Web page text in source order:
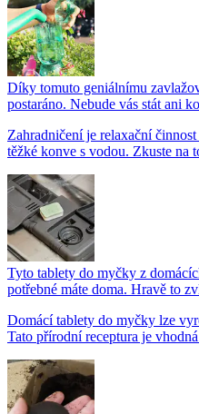
Díky tomuto geniálnímu
postaráno. Nebude vás stát ani
Zahradničení je relaxační
těžké konve s vodou. Zkuste na
Tyto tablety do myčky z
potřebné máte doma. Hravě to
Domácí tablety do myčky lze
Tato přírodní receptura je